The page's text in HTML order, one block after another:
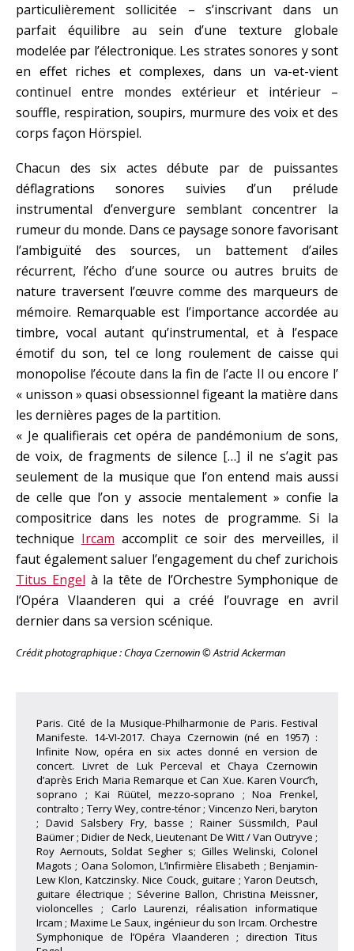
particulièrement sollicitée – s’inscrivant dans un
parfait équilibre au sein d’une texture globale
modelée par l’électronique. Les strates sonores y sont
en effet riches et complexes, dans un va-et-vient
continuel entre mondes extérieur et intérieur –
souffle, respiration, soupirs, murmure des voix et des
corps façon Hörspiel.
Chacun des six actes débute par de puissantes
déflagrations sonores suivies d’un prélude
instrumental d’envergure semblant concentrer la
rumeur du monde. Dans ce paysage sonore favorisant
l’ambiguïté des sources, un battement d’ailes
récurrent, l’écho d’une source ou autres bruits de
nature traversent l’œuvre comme des marqueurs de
mémoire. Remarquable est l’importance accordée au
timbre, vocal autant qu’instrumental, et à l’espace
émotif du son, tel ce long roulement de caisse qui
monopolise l’écoute dans la fin de l’acte II ou encore l’
« unisson » quasi obsessionnel figeant la matière dans
les dernières pages de la partition.
« Je qualifierais cet opéra de pandémonium de sons,
de voix, de fragments de silence […] il ne s’agit pas
seulement de la musique que l’on entend mais aussi
de celle que l’on y associe mentalement » confie la
compositrice dans les notes de programme. Si la
technique Ircam accomplit ce soir des merveilles, il
faut également saluer l’engagement du chef zurichois
Titus Engel à la tête de l’Orchestre Symphonique de
l’Opéra Vlaanderen qui a créé l’ouvrage en avril
dernier dans sa version scénique.
Crédit photographique : Chaya Czernowin © Astrid Ackerman
Paris. Cité de la Musique-Philharmonie de Paris. Festival
Manifeste. 14-VI-2017. Chaya Czernowin (né en 1957) :
Infinite Now, opéra en six actes donné en version de
concert. Livret de Luk Perceval et Chaya Czernowin
d’après Erich Maria Remarque et Can Xue. Karen Vourc’h,
soprano ; Kai Rüütel, mezzo-soprano ; Noa Frenkel,
contralto ; Terry Wey, contre-ténor ; Vincenzo Neri, baryton
; David Salsbery Fry, basse ; Rainer Süssmilch, Paul
Baümer ; Didier de Neck, Lieutenant De Witt / Van Outryve ;
Roy Aernouts, Soldat Segher s; Gilles Welinski, Colonel
Magots ; Oana Solomon, L’Infirmière Elisabeth ; Benjamin-
Lew Klon, Katczinsky. Nice Couck, guitare ; Yaron Deutsch,
guitare électrique ; Séverine Ballon, Christina Meissner,
violoncelles ; Carlo Laurenzi, réalisation informatique
Ircam ; Maxime Le Saux, ingénieur du son Ircam. Orchestre
Symphonique de l’Opéra Vlaanderen ; direction Titus